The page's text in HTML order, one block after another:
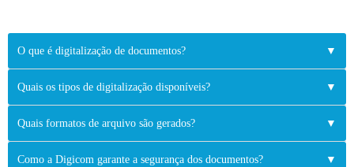
O que é digitalização de documentos? ▼
Quais os tipos de digitalização disponíveis? ▼
Quais formatos de arquivo são gerados? ▼
Como a Digicom garante a segurança dos documentos? ▼